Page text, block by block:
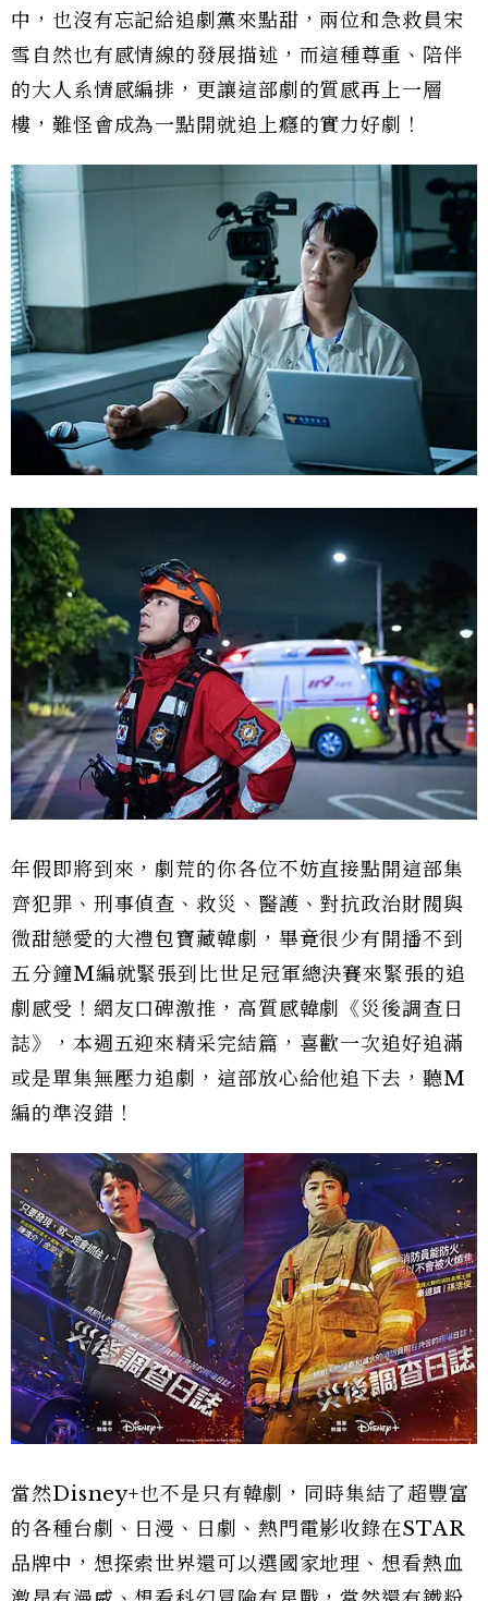
中，也沒有忘記給追劇黨來點甜，兩位和急救員宋
雪自然也有感情線的發展描述，而這種尊重、陪伴
的大人系情感編排，更讓這部劇的質感再上一層
樓，難怪會成為一點開就追上癮的實力好劇！
年假即將到來，劇荒的你各位不妨直接點開這部集
齊犯罪、刑事偵查、救災、醫護、對抗政治財閥與
微甜戀愛的大禮包寶藏韓劇，畢竟很少有開播不到
五分鐘M編就緊張到比世足冠軍總決賽來緊張的追
劇感受！網友口碑激推，高質感韓劇《災後調查日
誌》，本週五迎來精采完結篇，喜歡一次追好追滿
或是單集無壓力追劇，這部放心給他追下去，聽M
編的準沒錯！
當然Disney+也不是只有韓劇，同時集結了超豐富
的各種台劇、日漫、日劇、熱門電影收錄在STAR
品牌中，想探索世界還可以選國家地理、想看熱血